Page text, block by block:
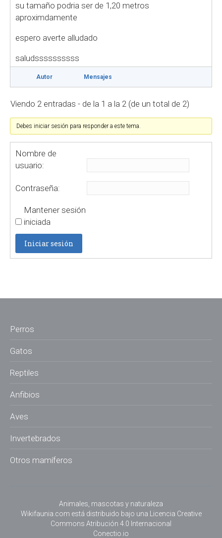
su tamaño podria ser de 1,20 metros
aproximdamente
espero averte alludado
saludssssssssss
Autor Mensajes
Viendo 2 entradas - de la 1 a la 2 (de un total de 2)
Debes iniciar sesión para responder a este tema.
Nombre de
usuario:
Contraseña:
Mantener sesión
iniciada
Iniciar sesión
Perros
Gatos
Reptiles
Anfibios
Aves
Invertebrados
Otros mamíferos
Animales, mascotas y naturaleza
Wikifaunia.com está distribuido bajo una
Licencia Creative
Commons Atribución 4.0 Internacional
Conectio.io